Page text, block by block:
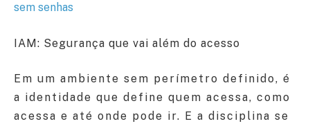
sem senhas
IAM: Segurança que vai além do acesso
Em um ambiente sem perímetro definido, é
a identidade que define quem acessa, como
acessa e até onde pode ir. E a disciplina se